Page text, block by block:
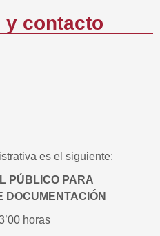
y contacto
es el siguiente:
PÚBLICO PARA
DOCUMENTACIÓN
horas